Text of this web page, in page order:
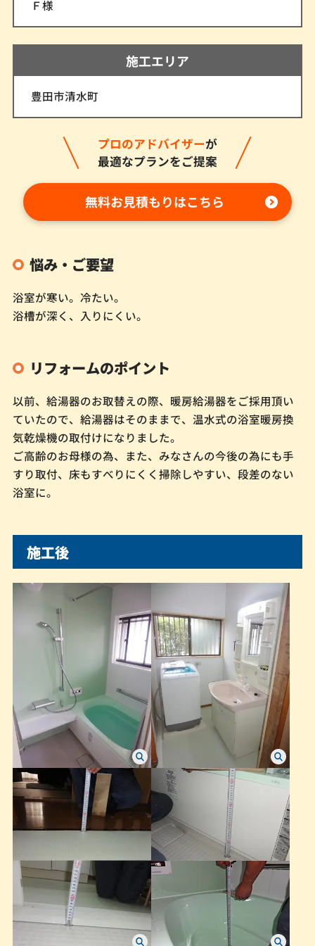
Ｆ様
施工エリア
豊田市清水町
プロのアドバイザーが
最適なプランをご提案
無料お見積もりはこちら
悩み・ご要望
浴室が寒い。冷たい。
浴槽が深く、入りにくい。
リフォームのポイント
以前、給湯器のお取替えの際、暖房給湯器をご採用頂い
ていたので、給湯器はそのままで、温水式の浴室暖房換
気乾燥機の取付けになりました。
ご高齢のお母様の為、また、みなさんの今後の為にも手
すり取付、床もすべりにくく掃除しやすい、段差のない
浴室に。
施工後